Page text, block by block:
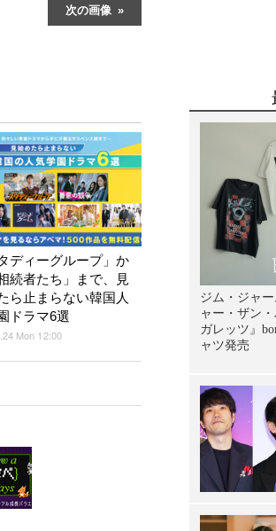
次の画像
ディーグループ」か
続者たち」まで、見
ら止まらない韓国人
ドラマ6選
Mon 12:00